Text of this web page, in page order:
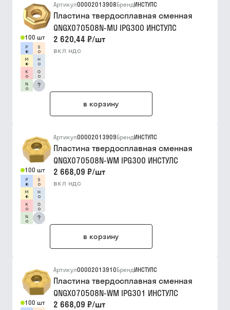
100 шт
?
Артикул00002013908БрендИНСТУЛС
Пластина твердосплавная сменная
QNGX070508N-MU IPG300 ИНСТУЛС
2 620,44 ₽/шт
вкл ндс
в корзину
100 шт
?
Артикул00002013909БрендИНСТУЛС
Пластина твердосплавная сменная
QNGX070508N-WM IPG300 ИНСТУЛС
2 668,09 ₽/шт
вкл ндс
в корзину
100 шт
Артикул00002013910БрендИНСТУЛС
Пластина твердосплавная сменная
QNGX070508N-WM IPG301 ИНСТУЛС
2 668,09 ₽/шт